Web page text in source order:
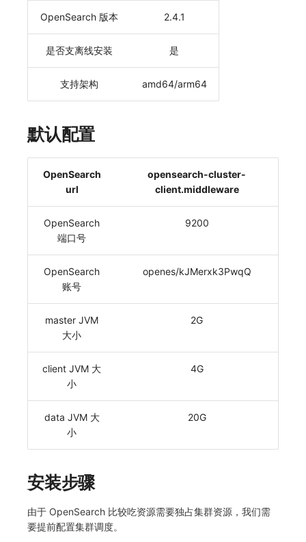
OpenSearch 版本 2.4.1
是否支离线安装 是
支持架构 amd64/arm64
默认配置
OpenSearch
url
opensearch-cluster-
client.middleware
OpenSearch
端口号
9200
OpenSearch
账号
openes/kJMerxk3PwqQ
master JVM
大小
2G
client JVM 大
小
4G
data JVM 大
小
20G
安装步骤
由于 OpenSearch 比较吃资源需要独占集群资源，我们需
要提前配置集群调度。